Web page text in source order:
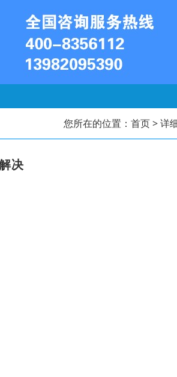
您所在的位置： 首页> 详
决